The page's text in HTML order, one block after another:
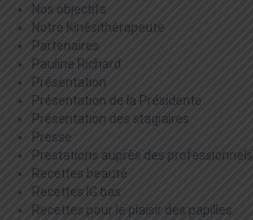
Nos objectifs
Notre Kinésithérapeute
Partenaires
Pauline Richard
Présentation
Présentation de la Présidente
Présentation des stagiaires
Presse
Prestations auprès des professionnels
Recettes beauté
Recettes IG bas
Recettes pour le plaisir des papilles